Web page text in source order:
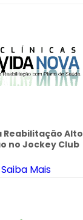
Reabilitação Alto
no Jockey Club
Saiba Mais